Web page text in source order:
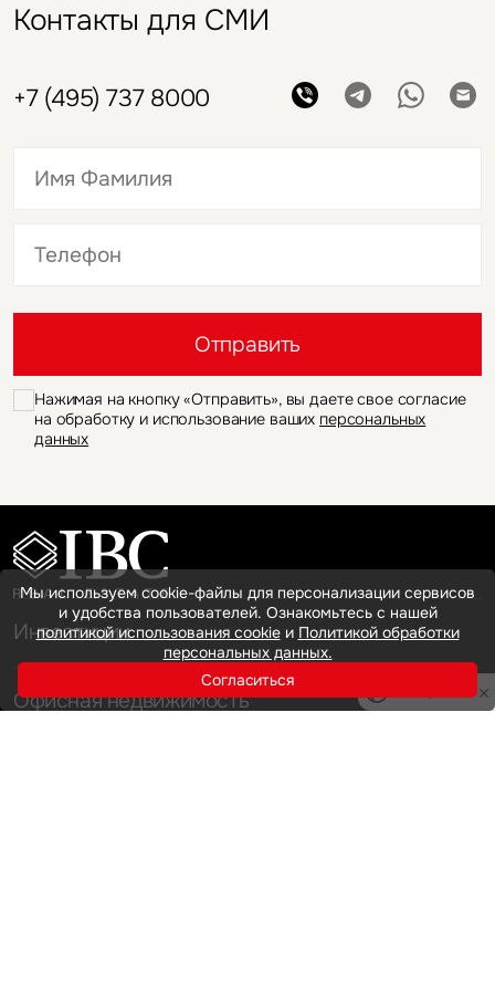
Контакты для СМИ
+7 (495) 737 8000
Отправить
Нажимая на кнопку «Отправить», вы даете свое согласие
на обработку и использование ваших персональных
данных
Инвестиции
Офисная недвижимость
Мы используем cookie-файлы для персонализации сервисов
и удобства пользователей. Ознакомьтесь с нашей
политикой использования cookieи Политикой обработки
персональных данных.
Согласиться